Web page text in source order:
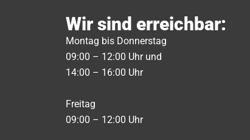
Wir sind erreichbar:
Montag bis Donnerstag
09:00 – 12:00 Uhr und
14:00 – 16:00 Uhr
Freitag
09:00 – 12:00 Uhr